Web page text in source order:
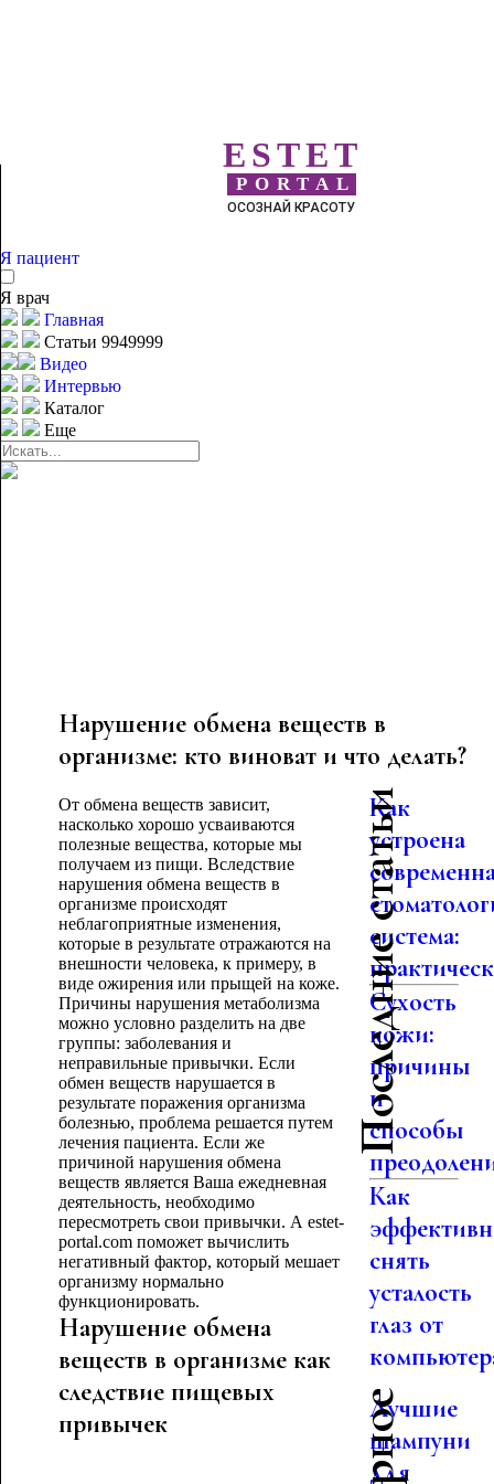
ESTET
PORTAL
ОСОЗНАЙ КРАСОТУ
Я пациент
Я врач
Главная
Статьи 9949999
Видео
Интервью
Каталог
Еще
Нарушение обмена веществ в
организме: кто виноват и что делать?
От обмена веществ зависит,
насколько хорошо усваиваются
полезные вещества, которые мы
получаем из пищи. Вследствие
нарушения обмена веществ в
организме происходят
неблагоприятные изменения,
которые в результате отражаются на
внешности человека, к примеру, в
виде ожирения или прыщей на коже.
Причины нарушения метаболизма
можно условно разделить на две
группы: заболевания и
неправильные привычки. Если
обмен веществ нарушается в
результате поражения организма
болезнью, проблема решается путем
лечения пациента. Если же
причиной нарушения обмена
веществ является Ваша ежедневная
деятельность, необходимо
пересмотреть свои привычки. А estet-
portal.com поможет вычислить
негативный фактор, который мешает
организму нормально
функционировать.
Нарушение обмена
веществ в организме как
следствие пищевых
привычек
Последние статьи
Как
устроена
система:
Сухость
кожи:
причины
и
способы
Как
снять
усталость
глаз от
Лучшие
шампуни
для